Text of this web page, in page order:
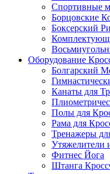
Спортивные
Борцовские
Боксерский
Оборудование
Болгарский
Канаты для
Полы для
Рама для
Тренажеры
Утяжелители
Фитнес Йога
Штанга